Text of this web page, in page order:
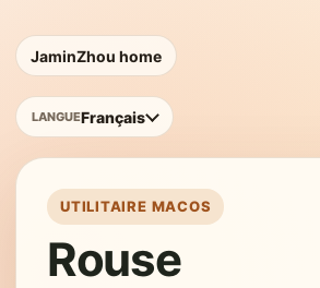
JaminZhou home
LANGUEFrançais
UTILITAIRE MACOS
Rouse